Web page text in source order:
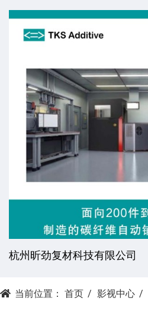
杭州昕劲复材科技有限公司
当前位置： 首页 影视中心